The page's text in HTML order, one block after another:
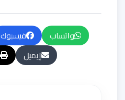
واتساب فيسبوك
إيميل